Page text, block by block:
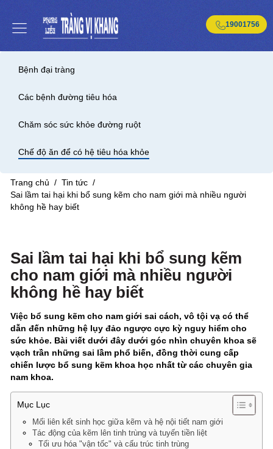
19001756
Bệnh đại tràng
Các bệnh đường tiêu hóa
Chăm sóc sức khỏe đường ruột
Chế độ ăn để có hệ tiêu hóa khỏe
Trang chủ / Tin tức /
Sai lầm tai hại khi bổ sung kẽm cho nam giới mà nhiều người
không hề hay biết
Sai lầm tai hại khi bổ sung kẽm
cho nam giới mà nhiều người
không hề hay biết
Việc bổ sung kẽm cho nam giới sai cách, vô tội vạ có thể
dẫn đến những hệ lụy đảo ngược cực kỳ nguy hiểm cho
sức khỏe. Bài viết dưới đây dưới góc nhìn chuyên khoa sẽ
vạch trần những sai lầm phổ biến, đồng thời cung cấp
chiến lược bổ sung kẽm khoa học nhất từ các chuyên gia
nam khoa.
Mục Lục
Mối liên kết sinh học giữa kẽm và hệ nội tiết nam giới
Tác động của kẽm lên tinh trùng và tuyến tiền liệt
Tối ưu hóa "vận tốc" và cấu trúc tinh trùng